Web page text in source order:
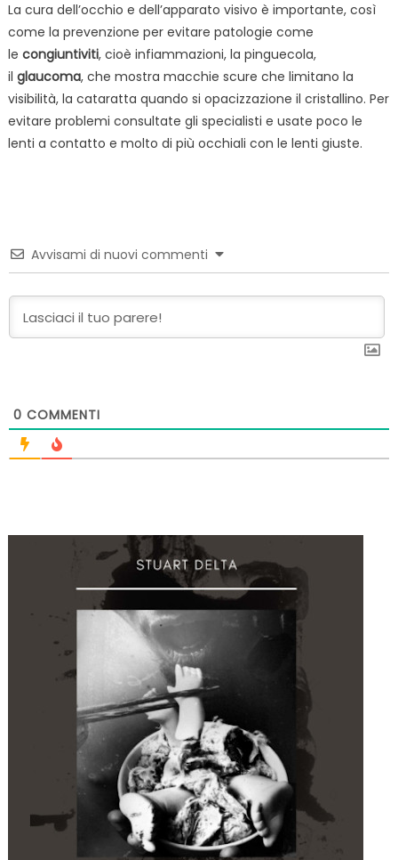
La cura dell’occhio e dell’apparato visivo è importante, così
come la prevenzione per evitare patologie come
le congiuntiviti, cioè infiammazioni, la pinguecola,
il glaucoma, che mostra macchie scure che limitano la
visibilità, la cataratta quando si opacizzazione il cristallino. Per
evitare problemi consultate gli specialisti e usate poco le
lenti a contatto e molto di più occhiali con le lenti giuste.
Avvisami di nuovi commenti
0 COMMENTI